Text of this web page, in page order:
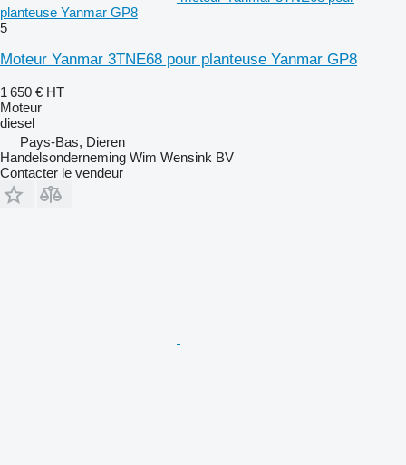
planteuse Yanmar GP8
5
Moteur Yanmar 3TNE68 pour planteuse Yanmar GP8
1 650 € HT
Moteur
diesel
Pays-Bas, Dieren
Handelsonderneming Wim Wensink BV
Contacter le vendeur